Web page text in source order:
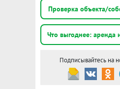
Проверка объекта/
Что выгоднее: аренда
Подписывайтесь на